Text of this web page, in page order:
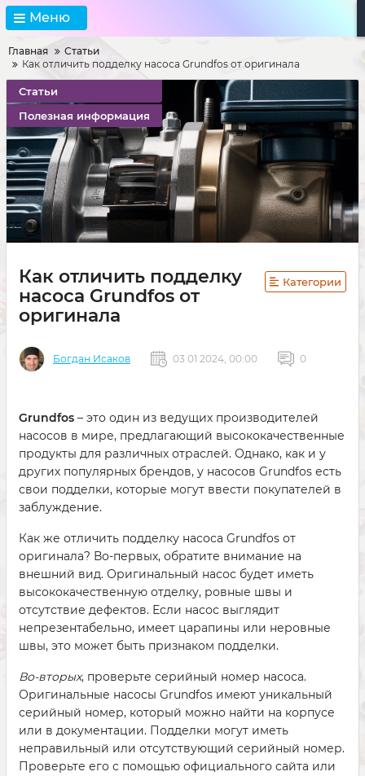
Меню
Главная
Статьи
Как отличить подделку насоса Grundfos от оригинала
Статьи
Полезная информация
Как отличить подделку
насоса Grundfos от
оригинала
Категории
Богдан Исаков 03 01 2024, 00:00 0
Grundfos – это один из ведущих производителей
насосов в мире, предлагающий высококачественные
продукты для различных отраслей. Однако, как и у
других популярных брендов, у насосов Grundfos есть
свои подделки, которые могут ввести покупателей в
заблуждение.
Как же отличить подделку насоса Grundfos от
оригинала? Во-первых, обратите внимание на
внешний вид. Оригинальный насос будет иметь
высококачественную отделку, ровные швы и
отсутствие дефектов. Если насос выглядит
непрезентабельно, имеет царапины или неровные
швы, это может быть признаком подделки.
Во-вторых, проверьте серийный номер насоса.
Оригинальные насосы Grundfos имеют уникальный
серийный номер, который можно найти на корпусе
или в документации. Подделки могут иметь
неправильный или отсутствующий серийный номер.
Проверьте его с помощью официального сайта или